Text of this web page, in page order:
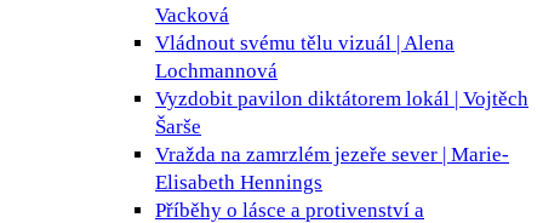
Vacková
Vládnout svému tělu vizuál | Alena
Lochmannová
Vyzdobit pavilon diktátorem lokál | Vojtěch
Šarše
Vražda na zamrzlém jezeře sever | Marie-
Elisabeth Hennings
Příběhy o lásce a protivenství a